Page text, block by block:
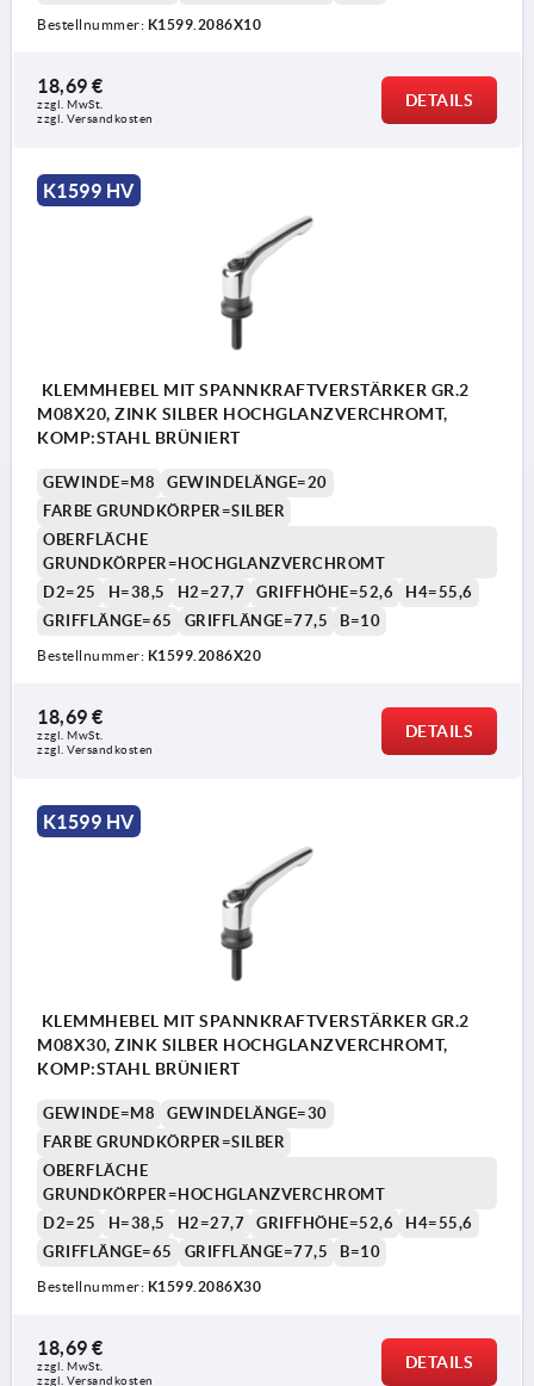
Bestellnummer: K1599.2086X10
18,69 €
zzgl. MwSt.
zzgl. Versandkosten
DETAILS
K1599 HV
KLEMMHEBEL MIT SPANNKRAFTVERSTÄRKER GR.2
M08X20, ZINK SILBER HOCHGLANZVERCHROMT,
KOMP:STAHL BRÜNIERT
GEWINDE=M8
GEWINDELÄNGE=20
FARBE GRUNDKÖRPER=SILBER
OBERFLÄCHE
GRUNDKÖRPER=HOCHGLANZVERCHROMT
D2=25
H=38,5 H2=27,7 GRIFFHÖHE=52,6
H4=55,6
GRIFFLÄNGE=65
GRIFFLÄNGE=77,5 B=10
Bestellnummer: K1599.2086X20
18,69 €
zzgl. MwSt.
zzgl. Versandkosten
DETAILS
K1599 HV
KLEMMHEBEL MIT SPANNKRAFTVERSTÄRKER GR.2
M08X30, ZINK SILBER HOCHGLANZVERCHROMT,
KOMP:STAHL BRÜNIERT
GEWINDE=M8
GEWINDELÄNGE=30
FARBE GRUNDKÖRPER=SILBER
OBERFLÄCHE
GRUNDKÖRPER=HOCHGLANZVERCHROMT
D2=25
H=38,5 H2=27,7 GRIFFHÖHE=52,6
H4=55,6
GRIFFLÄNGE=65
GRIFFLÄNGE=77,5 B=10
Bestellnummer: K1599.2086X30
18,69 €
zzgl. MwSt.
zzgl. Versandkosten
DETAILS